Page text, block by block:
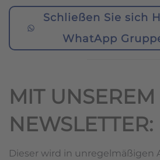
Schließen Sie sich
WhatApp
MIT UNSEREM
NEWSLETTER:
Dieser wird in unregelmäßigen